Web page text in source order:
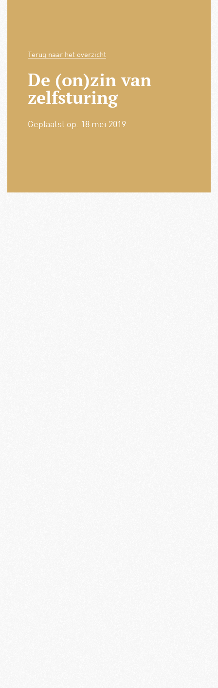
Terug naar het overzicht
De (on)zin van
zelfsturing
Geplaatst op: 18 mei 2019